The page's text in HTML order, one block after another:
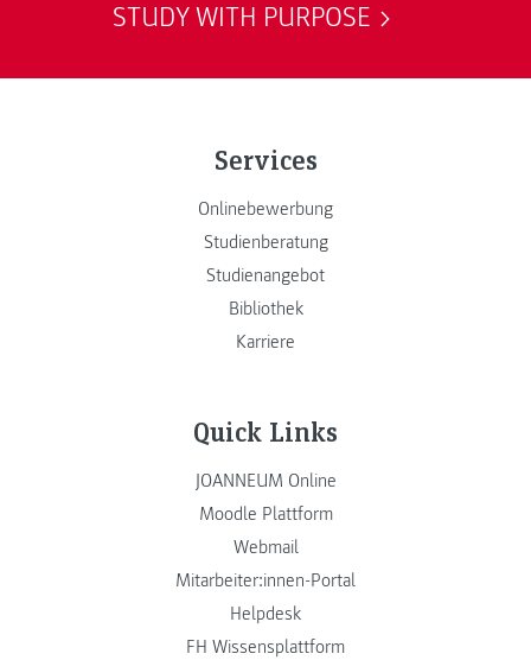
STUDY WITH PURPOSE
Services
Onlinebewerbung
Studienberatung
Studienangebot
Bibliothek
Karriere
Quick Links
JOANNEUM Online
Moodle Plattform
Webmail
Mitarbeiter:innen-Portal
Helpdesk
FH Wissensplattform